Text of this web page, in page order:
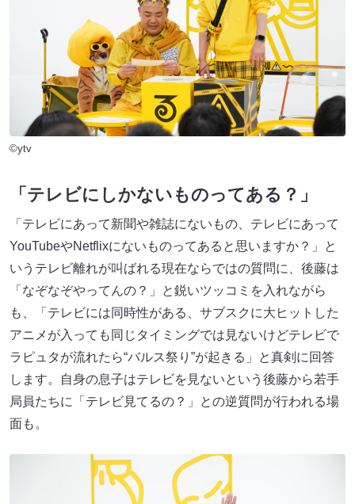
©ytv
「テレビにしかないものってある？」
「テレビにあって新聞や雑誌にないもの、テレビにあって
YouTubeやNetflixにないものってあると思いますか？」と
いうテレビ離れが叫ばれる現在ならではの質問に、後藤は
「なぞなぞやってんの？」と鋭いツッコミを入れながら
も、「テレビには同時性がある、サブスクに大ヒットした
アニメが入っても同じタイミングでは見ないけどテレビで
ラピュタが流れたら“バルス祭り”が起きる」と真剣に回答
します。自身の息子はテレビを見ないという後藤から若手
局員たちに「テレビ見てるの？」との逆質問が行われる場
面も。